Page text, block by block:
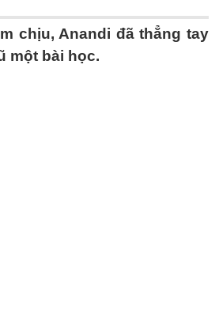
chịu, Anandi đã thẳng tay
một bài học.